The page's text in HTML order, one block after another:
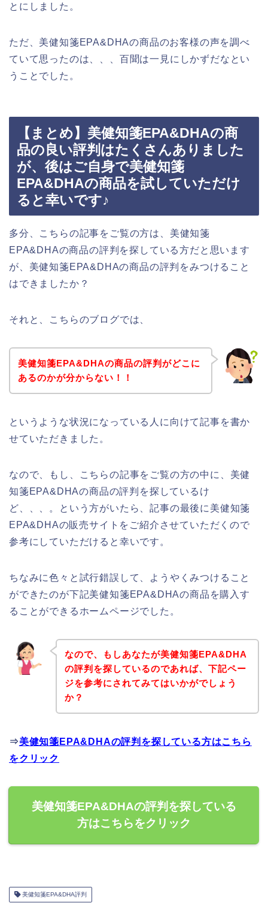
とにしました。
ただ、美健知箋EPA&DHAの商品のお客様の声を調べ
ていて思ったのは、、、百聞は一見にしかずだなとい
うことでした。
【まとめ】美健知箋EPA&DHAの商
品の良い評判はたくさんありました
が、後はご自身で美健知箋
EPA&DHAの商品を試していただけ
ると幸いです♪
多分、こちらの記事をご覧の方は、美健知箋
EPA&DHAの商品の評判を探している方だと思います
が、美健知箋EPA&DHAの商品の評判をみつけること
はできましたか？
それと、こちらのブログでは、
美健知箋EPA&DHAの商品の評判がどこに
あるのかが分からない！！
というような状況になっている人に向けて記事を書か
せていただきました。
なので、もし、こちらの記事をご覧の方の中に、美健
知箋EPA&DHAの商品の評判を探しているけ
ど、、、。という方がいたら、記事の最後に美健知箋
EPA&DHAの販売サイトをご紹介させていただくので
参考にしていただけると幸いです。
ちなみに色々と試行錯誤して、ようやくみつけること
ができたのが下記美健知箋EPA&DHAの商品を購入す
ることができるホームページでした。
なので、もしあなたが美健知箋EPA&DHA
の評判を探しているのであれば、下記ペー
ジを参考にされてみてはいかがでしょう
か？
⇒美健知箋EPA&DHAの評判を探している方はこちら
をクリック
美健知箋EPA&DHAの評判を探している
方はこちらをクリック
美健知箋EPA&DHA評判